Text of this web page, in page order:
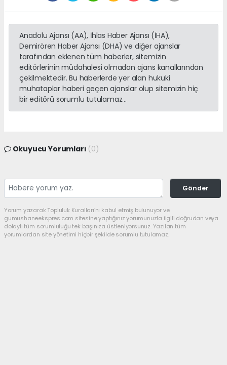
Anadolu Ajansı (AA), İhlas Haber Ajansı (İHA),
Demirören Haber Ajansı (DHA) ve diğer ajanslar
tarafından eklenen tüm haberler, sitemizin
editörlerinin müdahalesi olmadan ajans kanallarından
çekilmektedir. Bu haberlerde yer alan hukuki
muhataplar haberi geçen ajanslar olup sitemizin hiç
bir editörü sorumlu tutulamaz...
Okuyucu Yorumları (0)
Gönder
Yorum yazarak Topluluk Kuralları’nı kabul etmiş bulunuyor ve
gumushaneekspres.com sitesine yaptığınız yorumunuzla ilgili doğrudan veya
dolaylı tüm sorumluluğu tek başınıza üstleniyorsunuz. Yazılan tüm
yorumlardan site yönetimi hiçbir şekilde sorumlu tutulamaz.